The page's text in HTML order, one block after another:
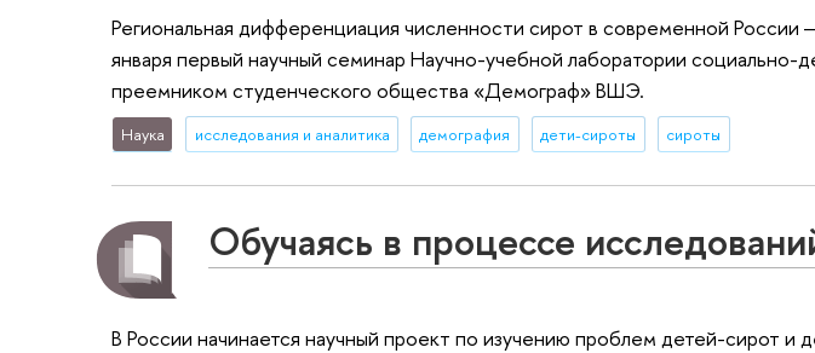
Региональная дифференциация численности сирот в современной
января первый научный семинар Научно-учебной лаборатории
преемником студенческого общества «Демограф» ВШЭ.
Наука исследования и аналитика демография дети-сироты сироты
Обучаясь в процессе
В России начинается научный проект по изучению проблем детей-сирот и